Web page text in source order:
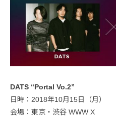
DATS “Portal Vo.2”
日時：2018年10月15日（月）
会場：東京・渋谷 WWW X